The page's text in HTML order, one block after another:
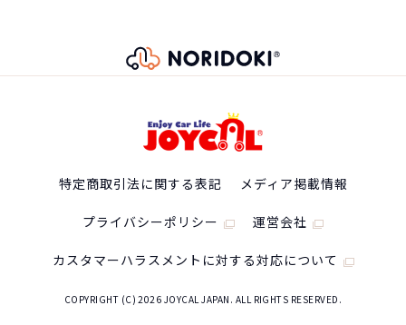
特定商取引法に関する表記 メディア掲載情報
プライバシーポリシー 運営会社
カスタマーハラスメントに対する対応について
COPYRIGHT (C) 2026 JOYCAL JAPAN. ALL RIGHTS RESERVED.